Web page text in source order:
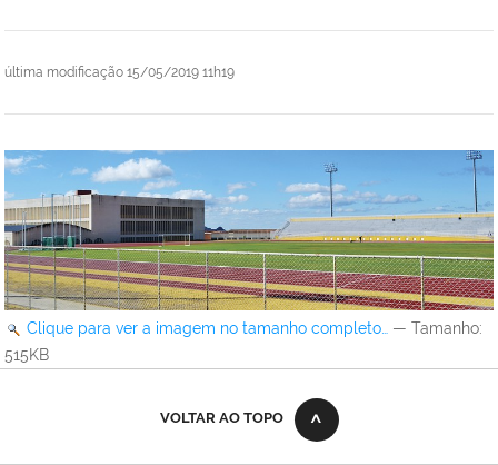
última modificação 15/05/2019 11h19
Clique para ver a imagem no tamanho completo… — Tamanho:
515KB
VOLTAR AO TOPO